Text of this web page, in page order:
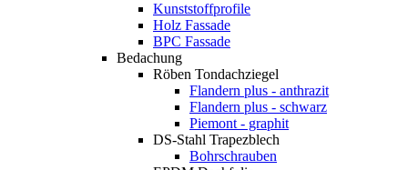
Kunststoffprofile
Holz Fassade
BPC Fassade
Bedachung
Röben Tondachziegel
Flandern plus - anthrazit
Flandern plus - schwarz
Piemont - graphit
DS-Stahl Trapezblech
Bohrschrauben